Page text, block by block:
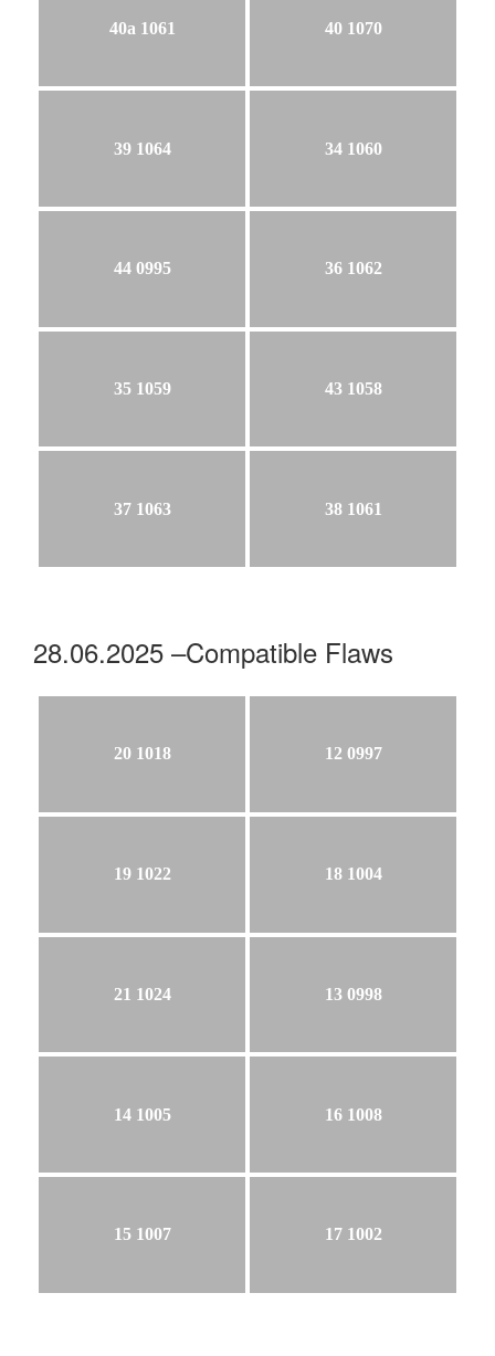
40a 1061 40 1070
39 1064 34 1060
44 0995 36 1062
35 1059 43 1058
37 1063 38 1061
28.06.2025 –Compatible Flaws
20 1018 12 0997
19 1022 18 1004
21 1024 13 0998
14 1005 16 1008
15 1007 17 1002